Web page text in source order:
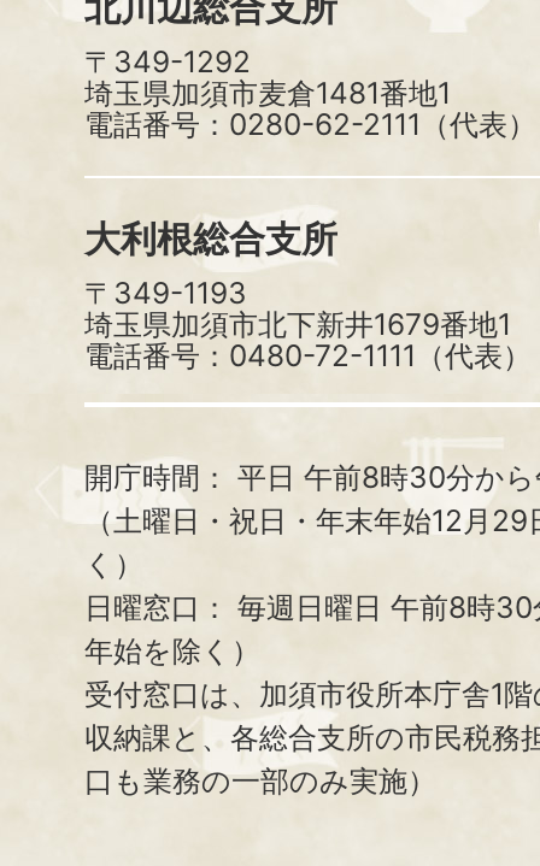
〒349-1292
埼玉県加須市麦倉1481番地1
電話番号：0280-62-2111（代表）
大利根総合支所
〒349-1193
埼玉県加須市北下新井1679番地1
電話番号：0480-72-1111（代表）
開庁時間： 平日 午前8時30分か
（土曜日・祝日・年末年始12月
く）
日曜窓口： 毎週日曜日 午前8時
年始を除く）
受付窓口は、加須市役所本庁舎1
収納課と、 各総合支所の市民税務
口も業務の一部のみ実施）